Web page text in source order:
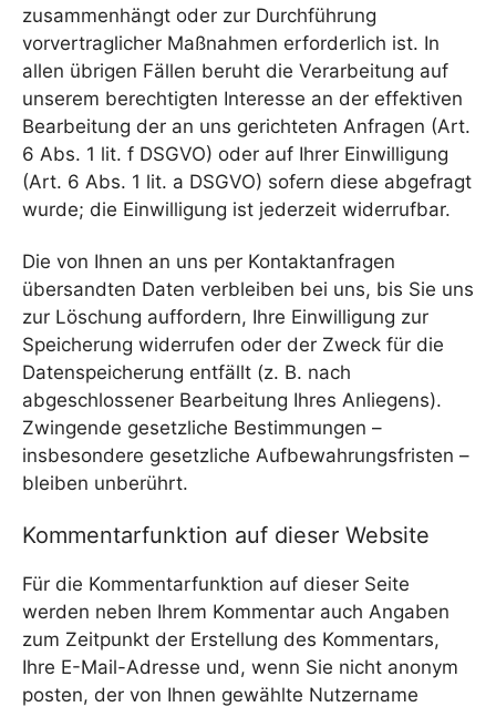
zusammenhängt oder zur Durchführung
vorvertraglicher Maßnahmen erforderlich ist. In
allen übrigen Fällen beruht die Verarbeitung auf
unserem berechtigten Interesse an der effektiven
Bearbeitung der an uns gerichteten Anfragen (Art.
6 Abs. 1 lit. f DSGVO) oder auf Ihrer Einwilligung
(Art. 6 Abs. 1 lit. a DSGVO) sofern diese abgefragt
wurde; die Einwilligung ist jederzeit widerrufbar.
Die von Ihnen an uns per Kontaktanfragen
übersandten Daten verbleiben bei uns, bis Sie uns
zur Löschung auffordern, Ihre Einwilligung zur
Speicherung widerrufen oder der Zweck für die
Datenspeicherung entfällt (z. B. nach
abgeschlossener Bearbeitung Ihres Anliegens).
Zwingende gesetzliche Bestimmungen –
insbesondere gesetzliche Aufbewahrungsfristen –
bleiben unberührt.
Kommentar­funktion auf dieser Website
Für die Kommentarfunktion auf dieser Seite
werden neben Ihrem Kommentar auch Angaben
zum Zeitpunkt der Erstellung des Kommentars,
Ihre E-Mail-Adresse und, wenn Sie nicht anonym
posten, der von Ihnen gewählte Nutzername